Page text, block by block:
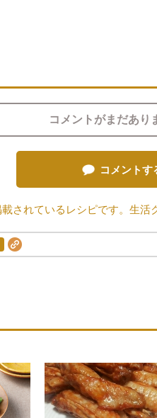
コメントがまだあり
コメントす
されているレシピです。生活